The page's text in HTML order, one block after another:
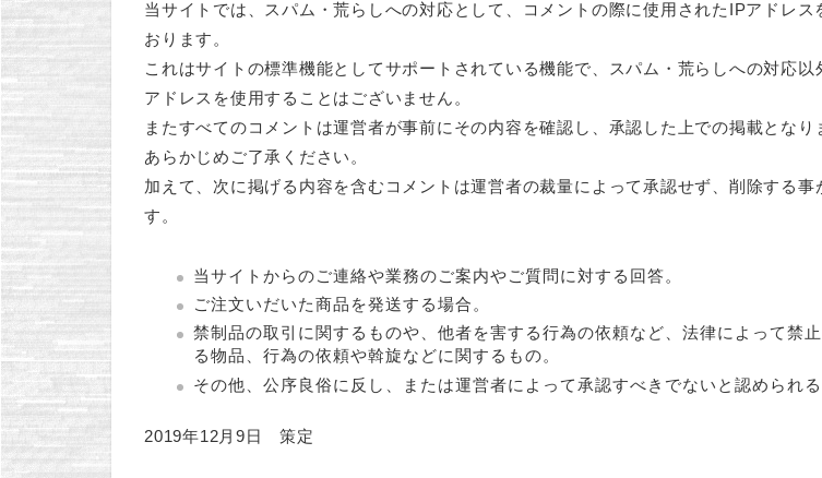
当サイトでは、スパム・荒らしへの対応として、コメントの際に使用されたIPアドレス
おります。
これはサイトの標準機能としてサポートされている機能で、スパム・荒らしへの対応以
アドレスを使用することはございません。
またすべてのコメントは運営者が事前にその内容を確認し、承認した上での掲載となり
あらかじめご了承ください。
加えて、次に掲げる内容を含むコメントは運営者の裁量によって承認せず、削除する事
す。
当サイトからのご連絡や業務のご案内やご質問に対する回答。
ご注文いだいた商品を発送する場合。
禁制品の取引に関するものや、他者を害する行為の依頼など、法律によって禁
る物品、行為の依頼や斡旋などに関するもの。
その他、公序良俗に反し、または運営者によって承認すべきでないと認められる
2019年12月9日 策定